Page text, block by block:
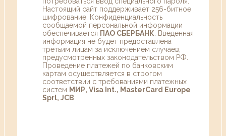
Настоящий сайт поддерживает 256-битное
шифрование. Конфиденциальность
сообщаемой персональной информации
обеспечивается ПАО СБЕРБАНК . Введенная
информация не будет предоставлена
третьим лицам за исключением случаев,
предусмотренных законодательством РФ.
Проведение платежей по банковским
картам осуществляется в строгом
соответствии с требованиями платежных
систем МИР, Visa Int., MasterCard Europe
Sprl, JCB